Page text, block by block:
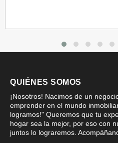
QUIÉNES SOMOS
¡Nosotros! Nacimos de un
emprender en el mundo
logramos!" Queremos que tu
hogar sea la mejor, por eso con
juntos lo lograremos.